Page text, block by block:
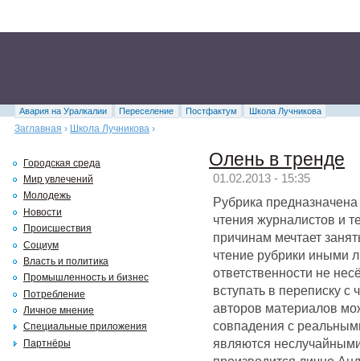
Авария на Уралкалии Переселение Постфактум
Школа Лучникова
Заглавная › Школа Лучникова ›
Олень в тренде
01.02.2013 - 15:35
Рубрика
чтения журналистов и
причинам мечтает
чтение рубрики иными
ответственности не
вступать в переписку
авторов материалов
совпадения с
являются
Городская среда
Мир увлечений
Молодежь
Новости
Происшествия
Социум
Власть и политика
Промышленность и бизнес
Потребление
Личное мнение
Специальные приложения
Партнёры